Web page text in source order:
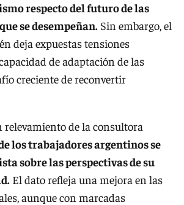
respecto del futuro de las
se desempeñan. Sin embargo, el
deja expuestas tensiones
de adaptación de las
creciente de reconvertir
relevamiento de la consultora
los trabajadores argentinos se
sobre las perspectivas de su
El dato refleja una mejora en las
aunque con marcadas